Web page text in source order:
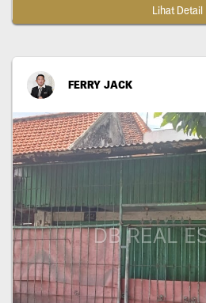
Lihat Detail
FERRY JACK